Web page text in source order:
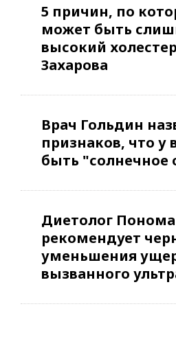
5 причин, по
может быть
высокий
Захарова
Врач Гольдин
признаков, что у
быть "солнечное
Диетолог
рекомендует
уменьшения
вызванного